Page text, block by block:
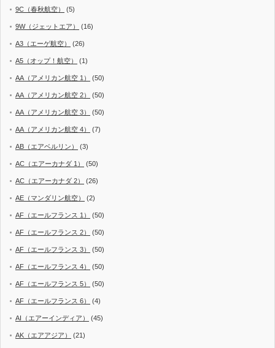
9C（春秋航空） (5)
9W（ジェットエア） (16)
A3（エーゲ航空） (26)
A5（オップ！航空） (1)
AA（アメリカン航空 1） (50)
AA（アメリカン航空 2） (50)
AA（アメリカン航空 3） (50)
AA（アメリカン航空 4） (7)
AB（エアベルリン） (3)
AC（エアーカナダ 1） (50)
AC（エアーカナダ 2） (26)
AE（マンダリン航空） (2)
AF（エールフランス 1） (50)
AF（エールフランス 2） (50)
AF（エールフランス 3） (50)
AF（エールフランス 4） (50)
AF（エールフランス 5） (50)
AF（エールフランス 6） (4)
AI（エアーインディア） (45)
AK（エアアジア） (21)